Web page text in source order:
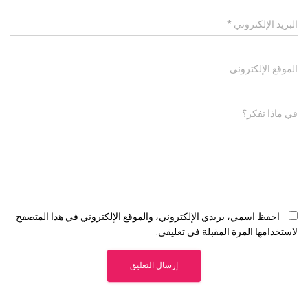
البريد الإلكتروني *
الموقع الإلكتروني
في ماذا تفكر؟
احفظ اسمي، بريدي الإلكتروني، والموقع الإلكتروني في هذا المتصفح
لاستخدامها المرة المقبلة في تعليقي.